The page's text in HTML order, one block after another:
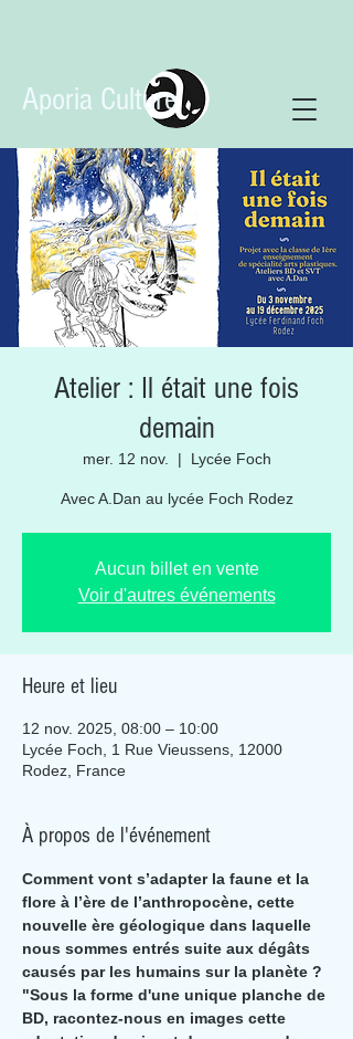
Aporia Culture
Atelier : Il était une fois
demain
mer. 12 nov.
  |
Lycée Foch
Avec A.Dan au lycée Foch Rodez
Aucun billet en vente
Voir d'autres événements
Heure et lieu
12 nov. 2025, 08:00 – 10:00
Lycée Foch, 1 Rue Vieussens, 12000
Rodez, France
À propos de l'événement
Comment vont s’adapter la faune et la
flore à l’ère de l’anthropocène, cette
nouvelle ère géologique dans laquelle
nous sommes entrés suite aux dégâts
causés par les humains sur la planète ?
"Sous la forme d'une unique planche de
BD, racontez-nous en images cette